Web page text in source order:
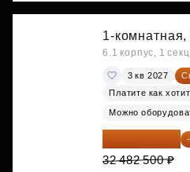
1-комнатная,
6.1 корпус, 1
3 кв 2027
Платите как
Можно
24 037 050 ₽
32 482 500 ₽